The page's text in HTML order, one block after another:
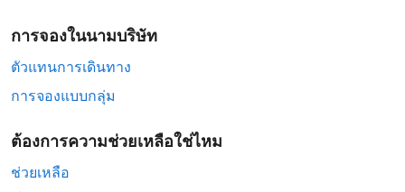
การจองในนามบริษัท
ตัวแทนการเดินทาง
การจองแบบกลุ่ม
ต้องการความช่วยเหลือใช่ไหม
ช่วยเหลือ